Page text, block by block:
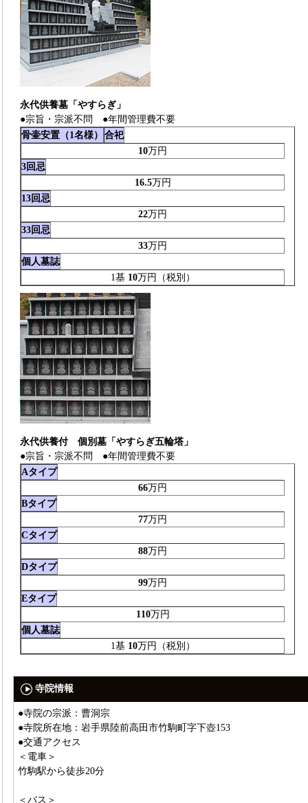
永代供養墓「やすらぎ」
●宗旨・宗派不問 ●年間管理費不要
骨壷安置（1名様）
合祀
10万円
3回忌
16.5万円
13回忌
22万円
33回忌
33万円
個人墓誌
1基 10万円（税別）
永代供養付 個別墓「やすらぎ五輪塔」
●宗旨・宗派不問 ●年間管理費不要
Aタイプ
66万円
Bタイプ
77万円
Cタイプ
88万円
Dタイプ
99万円
Eタイプ
110万円
個人墓誌
1基10万円（税別）
寺院情報
●寺院の宗派：曹洞宗
●寺院所在地：岩手県陸前高田市竹駒町字下壺153
●交通アクセス
＜電車＞
竹駒駅から徒歩20分
＜バス＞